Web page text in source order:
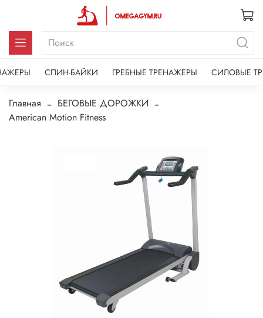
СПИН-БАЙКИ ГРЕБНЫЕ ТРЕНАЖЕРЫ СИЛОВЫЕ
Главная
БЕГОВЫЕ ДОРОЖКИ
American Motion Fitness